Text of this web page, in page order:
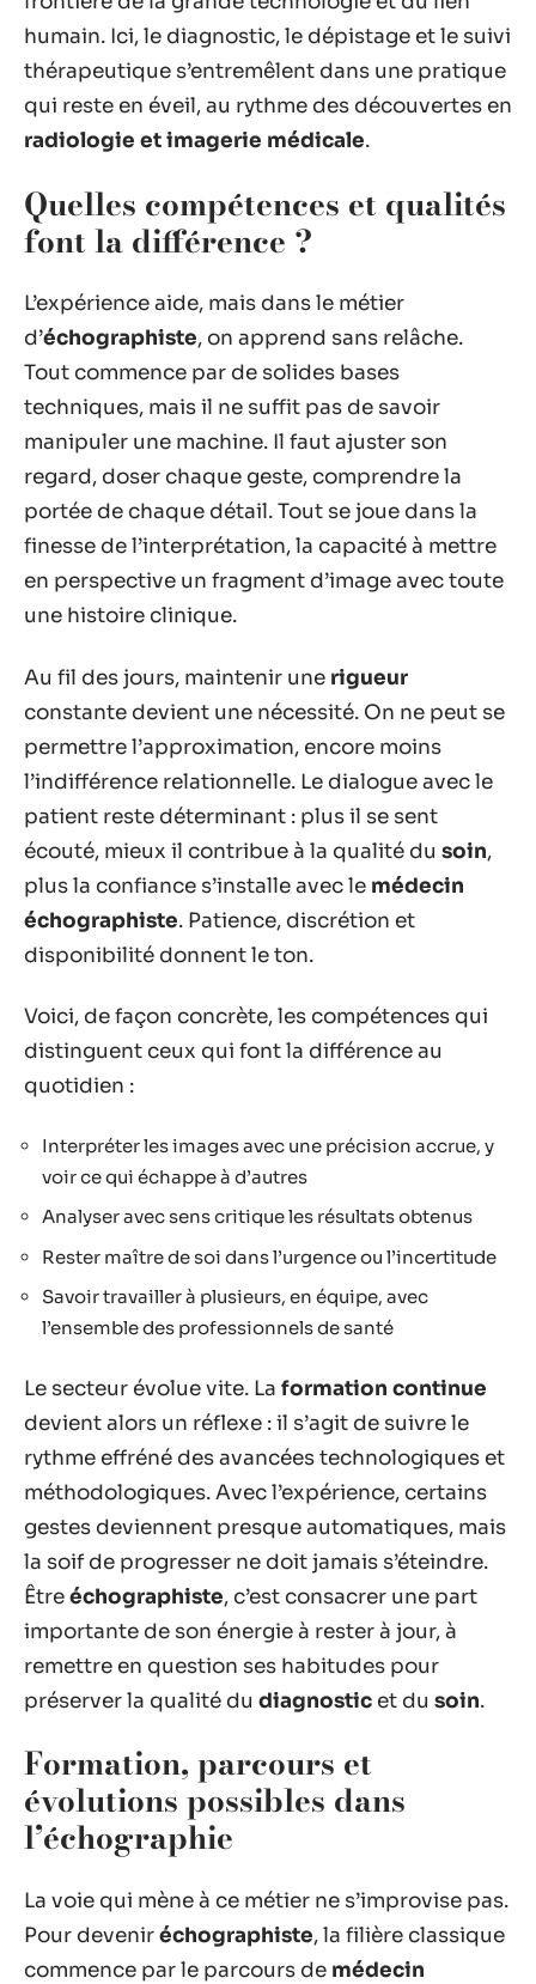
humain. Ici, le diagnostic, le dépistage et le suivi
thérapeutique s’entremêlent dans une pratique
qui reste en éveil, au rythme des découvertes en
radiologie et imagerie médicale.
Quelles compétences et qualités
font la différence ?
L’expérience aide, mais dans le métier
d’échographiste, on apprend sans relâche.
Tout commence par de solides bases
techniques, mais il ne suffit pas de savoir
manipuler une machine. Il faut ajuster son
regard, doser chaque geste, comprendre la
portée de chaque détail. Tout se joue dans la
finesse de l’interprétation, la capacité à mettre
en perspective un fragment d’image avec toute
une histoire clinique.
Au fil des jours, maintenir une rigueur
constante devient une nécessité. On ne peut se
permettre l’approximation, encore moins
l’indifférence relationnelle. Le dialogue avec le
patient reste déterminant : plus il se sent
écouté, mieux il contribue à la qualité du soin,
plus la confiance s’installe avec le médecin
échographiste. Patience, discrétion et
disponibilité donnent le ton.
Voici, de façon concrète, les compétences qui
distinguent ceux qui font la différence au
quotidien :
Interpréter les images avec une précision accrue, y
voir ce qui échappe à d’autres
Analyser avec sens critique les résultats obtenus
Rester maître de soi dans l’urgence ou l’incertitude
Savoir travailler à plusieurs, en équipe, avec
l’ensemble des professionnels de santé
Le secteur évolue vite. La formation continue
devient alors un réflexe : il s’agit de suivre le
rythme effréné des avancées technologiques et
méthodologiques. Avec l’expérience, certains
gestes deviennent presque automatiques, mais
la soif de progresser ne doit jamais s’éteindre.
Êtreéchographiste, c’est consacrer une part
importante de son énergie à rester à jour, à
remettre en question ses habitudes pour
préserver la qualité du diagnostic et du soin.
Formation, parcours et
évolutions possibles dans
l’échographie
La voie qui mène à ce métier ne s’improvise pas.
Pour deveniréchographiste, la filière classique
commence par le parcours de médecin